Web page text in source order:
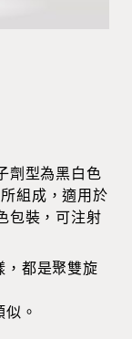
劑型為黑白色
組成，適用於
包裝，可注射
，都是聚雙旋
似。